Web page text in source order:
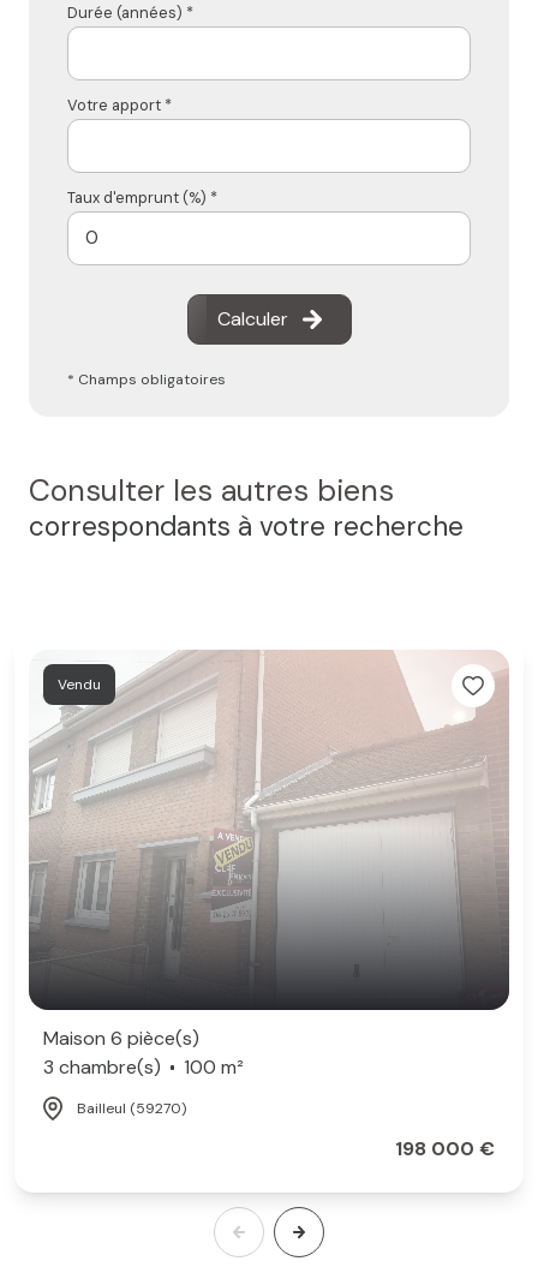
Durée (années) *
Votre apport *
Taux d'emprunt (%) *
Calculer
* Champs obligatoires
Consulter les autres biens
correspondants à votre recherche
Vendu
Maison 6 pièce(s)
3 chambre(s)
100 m²
Bailleul (59270)
198 000 €